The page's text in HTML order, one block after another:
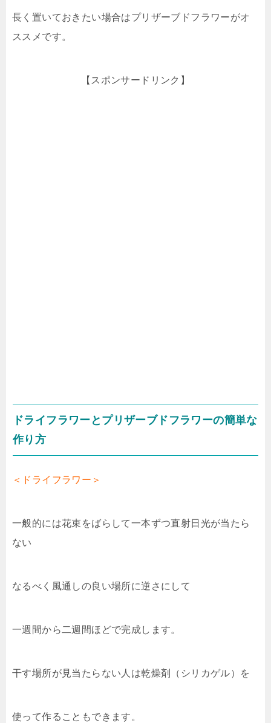
長く置いておきたい場合はプリザーブドフラワーがオ
ススメです。
【スポンサードリンク】
ドライフラワーとプリザーブドフラワーの簡単な
作り方
＜ドライフラワー＞
一般的には花束をばらして一本ずつ直射日光が当たら
ない
なるべく風通しの良い場所に逆さにして
一週間から二週間ほどで完成します。
干す場所が見当たらない人は乾燥剤（シリカゲル）を
使って作ることもできます。